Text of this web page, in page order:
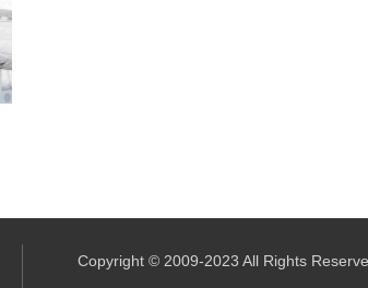
Copyright © 2009-2023 All Rights